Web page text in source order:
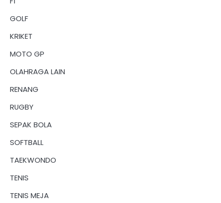
GOLF
KRIKET
MOTO GP
OLAHRAGA LAIN
RENANG
RUGBY
SEPAK BOLA
SOFTBALL
TAEKWONDO
TENIS
TENIS MEJA